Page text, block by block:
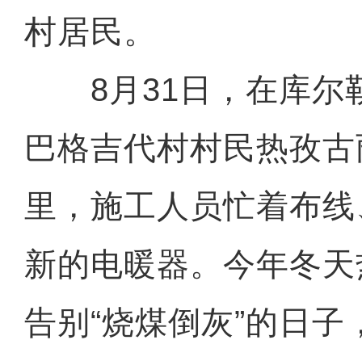
村居民。
8月31日，在库尔
巴格吉代村村民热孜
里，施工人员忙着布
新的电暖器。今年冬
告别“烧煤倒灰”的日